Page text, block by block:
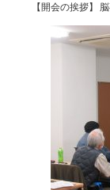
【開会の挨拶】